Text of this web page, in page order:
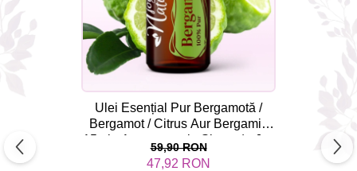
Ulei Esențial Pur Bergamotă /
Bergamot / Citrus Aur Bergamia
15ml - Aromaterapie Sigura | nJoy
Nature
59,90 RON
47,92 RON